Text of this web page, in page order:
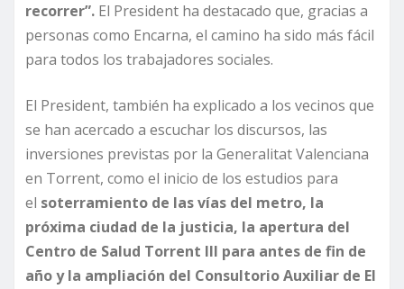
recorrer”. El President ha destacado que, gracias a
personas como Encarna, el camino ha sido más fácil
para todos los trabajadores sociales.
El President, también ha explicado a los vecinos que
se han acercado a escuchar los discursos, las
inversiones previstas por la Generalitat Valenciana
en Torrent, como el inicio de los estudios para
el soterramiento de las vías del metro, la
próxima ciudad de la justicia, la apertura del
Centro de Salud Torrent III para antes de fin de
año y la ampliación del Consultorio Auxiliar de El